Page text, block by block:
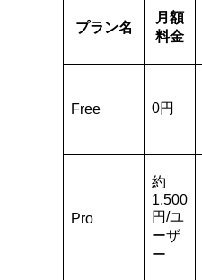
プラン名
月額
料金
Free 0円
Pro
約
1,500
円/ユ
ーザ
ー